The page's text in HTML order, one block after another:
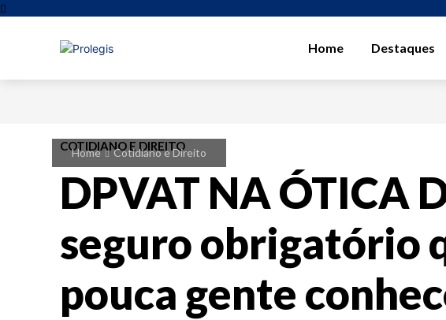
Home Destaques
Home Cotidiano e Direito
COTIDIANO E DIREITO
DPVAT NA ÓTICA
seguro obrigatório
pouca gente